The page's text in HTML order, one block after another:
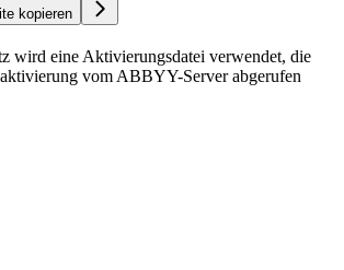
kopieren
wird eine Aktivierungsdatei verwendet, die
vom ABBYY-Server abgerufen